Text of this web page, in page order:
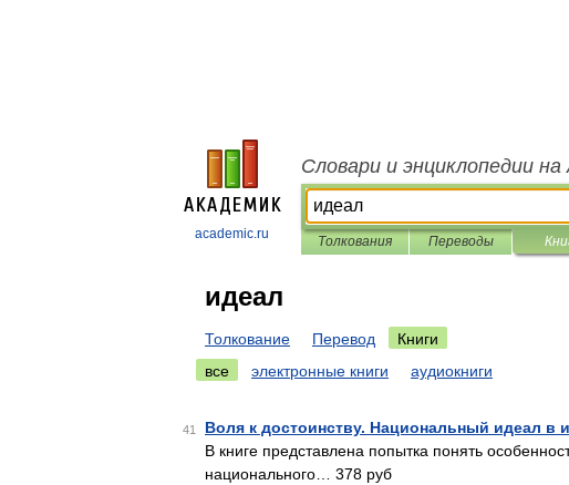
academic.ru
Словари и энциклопедии
Толкования Переводы
идеал
Толкование Перевод
Книги
все
электронные книги аудиокниги
41 Воля к достоинству. Национальный идеал в
В книге представлена попытка понять
национального… 378 руб